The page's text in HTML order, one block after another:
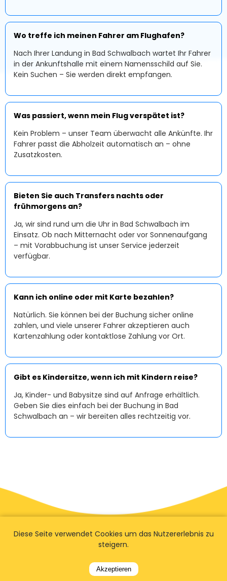
Wo treffe ich meinen Fahrer am Flughafen?
Nach Ihrer Landung in Bad Schwalbach wartet Ihr Fahrer
in der Ankunftshalle mit einem Namensschild auf Sie.
Kein Suchen – Sie werden direkt empfangen.
Was passiert, wenn mein Flug verspätet ist?
Kein Problem – unser Team überwacht alle Ankünfte. Ihr
Fahrer passt die Abholzeit automatisch an – ohne
Zusatzkosten.
Bieten Sie auch Transfers nachts oder
frühmorgens an?
Ja, wir sind rund um die Uhr in Bad Schwalbach im
Einsatz. Ob nach Mitternacht oder vor Sonnenaufgang
– mit Vorabbuchung ist unser Service jederzeit
verfügbar.
Kann ich online oder mit Karte bezahlen?
Natürlich. Sie können bei der Buchung sicher online
zahlen, und viele unserer Fahrer akzeptieren auch
Kartenzahlung oder kontaktlose Zahlung vor Ort.
Gibt es Kindersitze, wenn ich mit Kindern reise?
Ja, Kinder- und Babysitze sind auf Anfrage erhältlich.
Geben Sie dies einfach bei der Buchung in Bad
Schwalbach an – wir bereiten alles rechtzeitig vor.
Diese Seite verwendet Cookies um das Nutzererlebnis zu
steigern.
Akzeptieren